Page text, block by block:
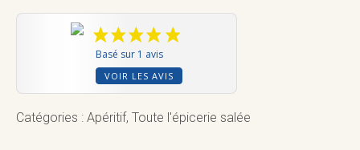
Basé sur 1 avis
VOIR LES AVIS
Catégories : Apéritif, Toute l'épicerie salée